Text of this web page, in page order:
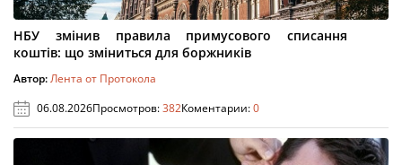
НБУ змінив правила примусового списання
коштів: що зміниться для боржників
Автор:Лента от Протокола
06.08.2026Просмотров:382Коментарии:0